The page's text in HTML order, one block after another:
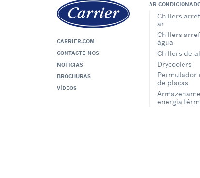
CARRIER.COM
CONTACTE-NOS
NOTÍCIAS
BROCHURAS
VÍDEOS
AR
Chillers
ar
Chillers
água
Chillers de
Drycoolers
Permutador
de placas
energia